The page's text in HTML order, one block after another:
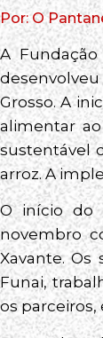
Por: O
A
Grosso. A
alimentar
sustentável
arroz. A
O início do
novembro
Xavante. Os
Funai,
os